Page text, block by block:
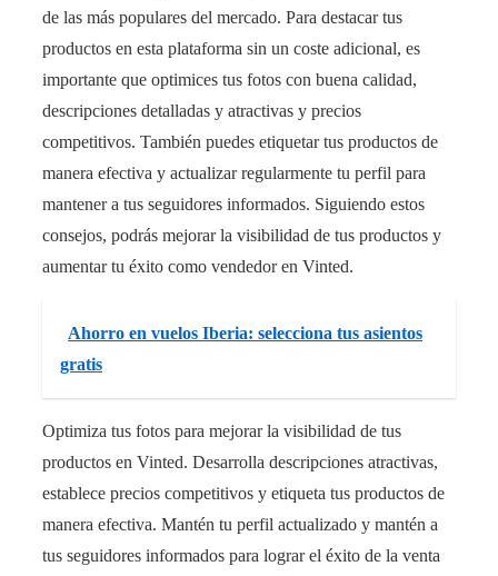
de las más populares del mercado. Para destacar tus
productos en esta plataforma sin un coste adicional, es
importante que optimices tus fotos con buena calidad,
descripciones detalladas y atractivas y precios
competitivos. También puedes etiquetar tus productos de
manera efectiva y actualizar regularmente tu perfil para
mantener a tus seguidores informados. Siguiendo estos
consejos, podrás mejorar la visibilidad de tus productos y
aumentar tu éxito como vendedor en Vinted.
Ahorro en vuelos Iberia: selecciona tus asientos
gratis
Optimiza tus fotos para mejorar la visibilidad de tus
productos en Vinted. Desarrolla descripciones atractivas,
establece precios competitivos y etiqueta tus productos de
manera efectiva. Mantén tu perfil actualizado y mantén a
tus seguidores informados para lograr el éxito de la venta